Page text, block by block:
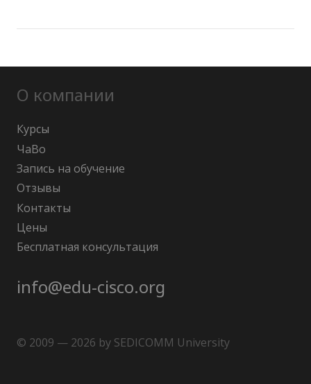
О компании
Курсы
ЧаВо
Запись на обучение
Отзывы
Контакты
Цены
Бесплатная консультация
info@edu-cisco.org
© 2009 — 2026 by SEDICOMM University